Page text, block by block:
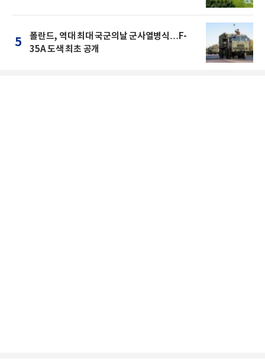
5
폴란드, 역대 최대 국군의날 군사열병식…F-
35A 도색 최초 공개